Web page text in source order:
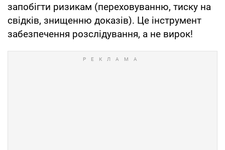
запобігти ризикам (переховуванню, тиску на
свідків, знищенню доказів). Це інструмент
забезпечення розслідування, а не вирок!